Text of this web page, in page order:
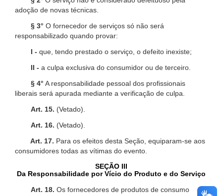
adoção de novas técnicas.
§ 3° O fornecedor de serviços só não será
responsabilizado quando provar:
I - que, tendo prestado o serviço, o defeito inexiste;
II - a culpa exclusiva do consumidor ou de terceiro.
§ 4° A responsabilidade pessoal dos profissionais
liberais será apurada mediante a verificação de culpa.
Art. 15. (Vetado).
Art. 16. (Vetado).
Art. 17. Para os efeitos desta Seção, equiparam-se aos
consumidores todas as vítimas do evento.
SEÇÃO III
Da Responsabilidade por Vício do Produto e do Serviço
Art. 18. Os fornecedores de produtos de consumo